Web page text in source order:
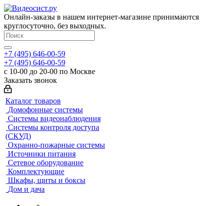
Онлайн-заказы в нашем интернет-магазине принимаются
круглосуточно, без выходных.
+7 (495) 646-00-59
+7 (495) 646-00-59
с 10-00 до 20-00 по Москве
Заказать звонок
Каталог товаров
Домофонные системы
Системы видеонаблюдения
Системы контроля доступа
(СКУД)
Охранно-пожарные системы
Источники питания
Сетевое оборудование
Комплектующие
Шкафы, щиты и боксы
Дом и дача